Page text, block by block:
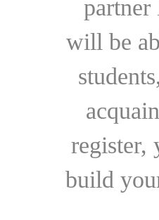
partner
will be
register,
build